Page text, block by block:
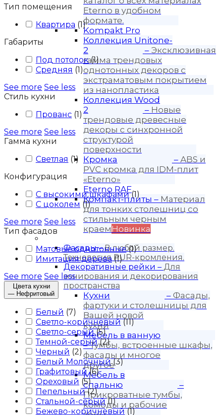
Eterno в удобном
формате.
Kompakt Pro
Коллекция Unitone-
2
– Эксклюзивная
гамма трендовых
однотонных декоров с
экстраматовым покрытием
из нанопластика
Коллекция Wood
2
– Новые
трендовые древесные
декоры с синхронной
структурой
поверхности
Кромка
– ABS и
PVC кромка для IDM-плит
«Eterno»
Eterno RAF
Компакт-плиты – Материал
для тонких столешниц со
стильным черным
краемНовинка
Фасады–В любой размер.
Технология PUR-кромления.
Декоративные рейки – Для
зонирования и декорирования
пространства
Кухни – Фасады,
фартуки и столешницы для
Вашей новой
кухни
Мебель в ванную
–Тумбы, встроенные шкафы,
фасады и многое
другое
Мебель в
спальню
–
Прикроватные тумбы,
комоды и рабочие
Тип помещения
Квартира (1)
Габариты
Под потолок (1)
Средняя (1)
See more See less
Стиль кухни
Прованс (1)
See more See less
Гамма кухни
Светлая (1)
Конфигурация
С высокими шкафами (1)
С цоколем (1)
See more See less
Тип фасадов
Матовые однотонные (1)
Имитация дерева (1)
See more See less
Цвета кухни
— Нефритовый
Белый (7)
Светло-коричневый (11)
Светло-серый (5)
Темной-серый (2)
Черный (2)
Белый Молочный (3)
Графитовый (6)
Ореховый (5)
Пепельный (2)
Стальной-серый (1)
Бежево-коричневый (1)